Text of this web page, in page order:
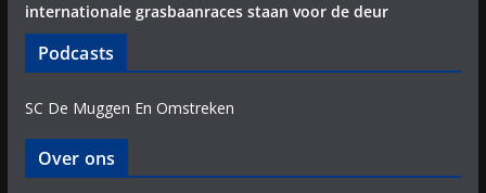
internationale grasbaanraces staan voor de deur
Podcasts
SC De Muggen En Omstreken
Over ons